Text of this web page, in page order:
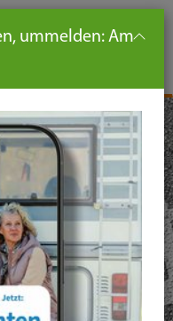
DE
ummelden: Am